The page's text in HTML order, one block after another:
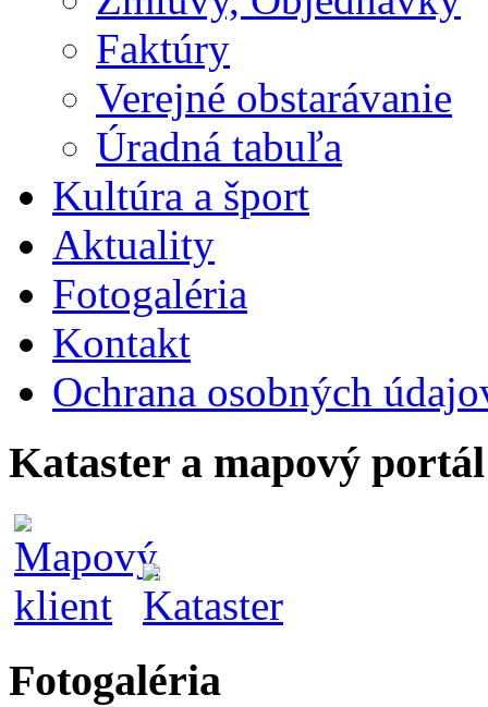
Faktúry
Verejné obstarávanie
Úradná tabuľa
Kultúra a šport
Aktuality
Fotogaléria
Kontakt
Ochrana osobných
Kataster a mapový portál
Fotogaléria